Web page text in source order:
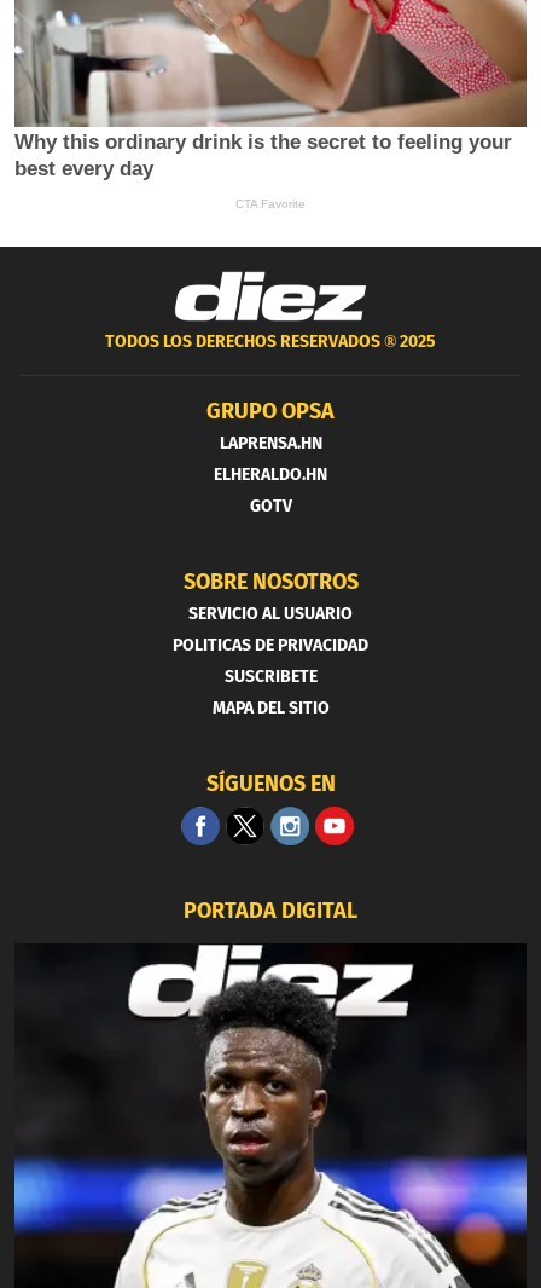
TODOS LOS DERECHOS RESERVADOS ®2025
GRUPO OPSA
LAPRENSA.HN
ELHERALDO.HN
GOTV
SOBRE NOSOTROS
SERVICIO AL USUARIO
POLITICAS DE PRIVACIDAD
SUSCRIBETE
MAPA DEL SITIO
SÍGUENOS EN
PORTADA DIGITAL